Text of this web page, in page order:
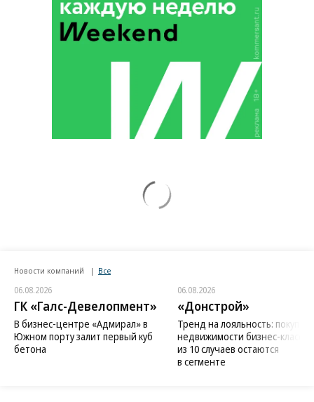
Новости компаний Все
06.08.2026
ГК «Галс-Девелопмент»
В бизнес-центре «Адмирал» в
Южном порту залит первый куб
бетона
06.08.2026
«Донстрой»
Тренд на лояльность:
недвижимости бизнес-класса
из 10 случаев остаются
в сегменте